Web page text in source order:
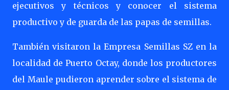
ejecutivos y técnicos y conocer el sistema
productivo y de guarda de las papas de semillas.
También visitaron la Empresa Semillas SZ en la
localidad de Puerto Octay, donde los productores
del Maule pudieron aprender sobre el sistema de